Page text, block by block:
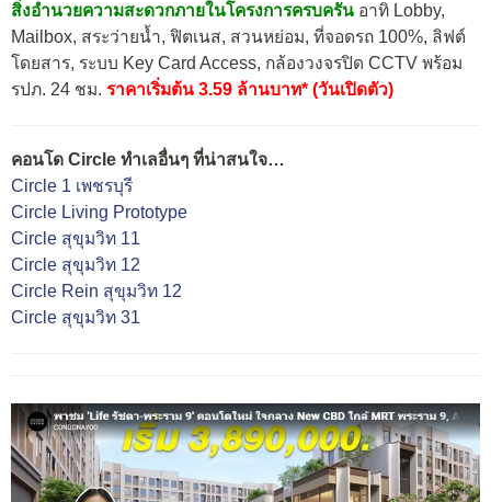
สิ่งอำนวยความสะดวกภายในโครงการครบครัน อาทิ Lobby,
Mailbox, สระว่ายน้ำ, ฟิตเนส, สวนหย่อม, ที่จอดรถ 100%, ลิฟต์
โดยสาร, ระบบ Key Card Access, กล้องวงจรปิด CCTV พร้อม
รปภ. 24 ชม. ราคาเริ่มต้น 3.59 ล้านบาท* (วันเปิดตัว)
คอนโด Circle ทำเลอื่นๆ ที่น่าสนใจ…
Circle 1 เพชรบุรี
Circle Living Prototype
Circle สุขุมวิท 11
Circle สุขุมวิท 12
Circle Rein สุขุมวิท 12
Circle สุขุมวิท 31